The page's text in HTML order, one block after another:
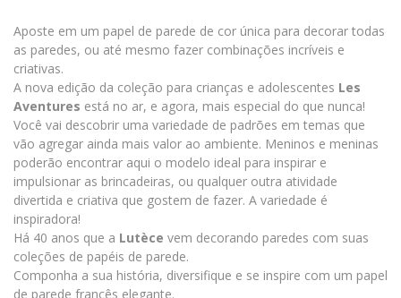
Aposte em um papel de parede de cor única para decorar todas
as paredes, ou até mesmo fazer combinações incríveis e
criativas.
A nova edição da coleção para crianças e adolescentes Les
Aventures está no ar, e agora, mais especial do que nunca!
Você vai descobrir uma variedade de padrões em temas que
vão agregar ainda mais valor ao ambiente. Meninos e meninas
poderão encontrar aqui o modelo ideal para inspirar e
impulsionar as brincadeiras, ou qualquer outra atividade
divertida e criativa que gostem de fazer. A variedade é
inspiradora!
Há 40 anos que a Lutèce vem decorando paredes com suas
coleções de papéis de parede.
Componha a sua história, diversifique e se inspire com um papel
de parede francês elegante.